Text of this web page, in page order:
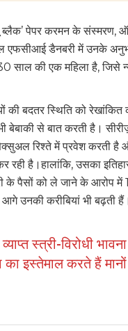
ब्लैक’ पेपर करमन के संस्मरण,
एफसीआई डैनबरी में उनके
30 साल की एक महिला है,
की बदतर स्थिति को
बेबाकी से बात करती है।
रिश्ते में प्रवेश करती है
रही है।हालांकि, उसका
पैसों को ले जाने के आरोप में
उनकी करीबियां भी बढ़ती हैं।
स्त्री-विरोधी
का इस्तेमाल करते हैं